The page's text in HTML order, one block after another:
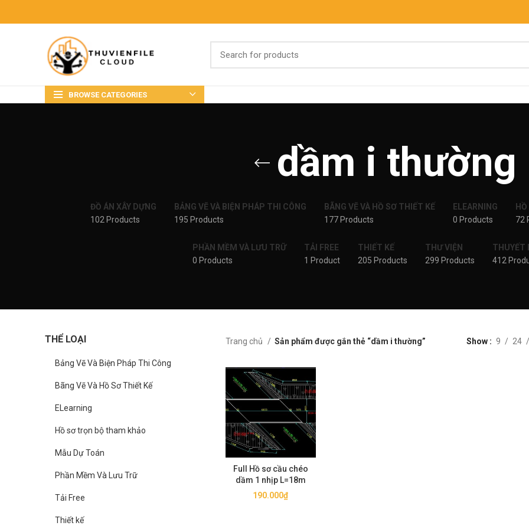
BROWSE CATEGORIES
dầm i thường
ĐỒ ÁN XÂY DỰNG
102 Products
BẢNG VẼ VÀ BIỆN PHÁP THI CÔNG
195 Products
BÃNG VẼ VÀ HỒ SƠ THIẾT KẾ
177 Products
ELEARNING
0 Products
72
PHẦN MỀM VÀ LƯU TRỮ
0 Products
TẢI FREE
1 Product
THIẾT KẾ
205 Products
THƯ VIỆN
299 Products
THUYẾT
412
THỂ LOẠI
Bảng Vẽ Và Biện Pháp Thi Công
Bãng Vẽ Và Hồ Sơ Thiết Kế
ELearning
Hồ sơ trọn bộ tham khảo
Mẫu Dự Toán
Phần Mềm Và Lưu Trữ
Tải Free
Thiết kế
Trang chủ Sản phẩm được gắn thẻ “dầm i thường” Show 9 24
Full Hồ sơ cầu chéo
dầm 1 nhịp L=18m
190.000₫